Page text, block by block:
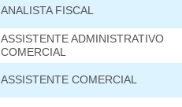
ANALISTA FISCAL
ASSISTENTE ADMINISTRATIVO
COMERCIAL
ASSISTENTE COMERCIAL